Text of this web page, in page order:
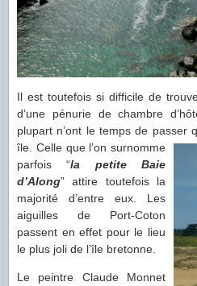
Il est toutefois si difficile de
d’une pénurie de chambre
plupart n’ont le temps de passer
île. Celle que l’on surnomme
parfois “la petite Baie
d’Along” attire toutefois la
majorité d’entre eux. Les
aiguilles de Port-Coton
passent en effet pour le lieu
le plus joli de l’île bretonne.
Le peintre Claude Monnet